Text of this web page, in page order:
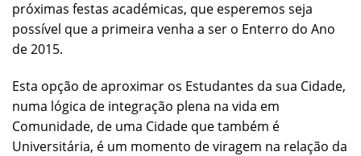
próximas festas académicas, que esperemos seja
possível que a primeira venha a ser o Enterro do Ano
de 2015.
Esta opção de aproximar os Estudantes da sua Cidade,
numa lógica de integração plena na vida em
Comunidade, de uma Cidade que também é
Universitária, é um momento de viragem na relação da